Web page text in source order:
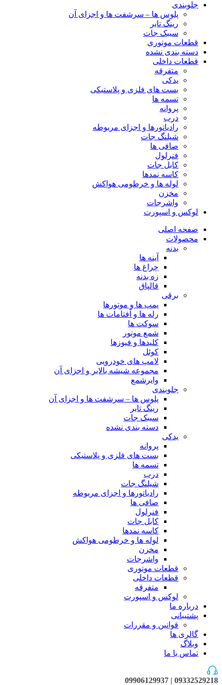
جلوبندی
پلوس ها – سرشفت ها و اجزای آن
رینگ تایر
سیبک جات
قطعات موتوری
دسته بندی نشده
قطعات داخلی
متفرقه
یدکی
بست های فلزی و پلاستیکی
تسمه ها
پروانه
درب
رادیاتورها و اجزای مربوطه
شیلنگ جات
صافی ها
فنرلول
کابل جات
کاسه نمدها
لوله ها و خرطومی هواکش
مخزن
واشرجات
لوکس و اسپورت
صفحه اصلی
محصولات
بدنه
آینه ها
چراغ ها
زه بدنه
قالپاق
برقی
پمپ ها و موتورها
رله ها و آفتامات ها
سوکت ها
شمع موتور
کلیدها و فیوزها
کوئل
لامپ های خودرویی
مجموعه شیشه بالابر و اجزای آن
وایرشمع
جلوبندی
پلوس ها – سرشفت ها و اجزای آن
رینگ تایر
سیبک جات
دسته بندی نشده
یدکی
پروانه
بست های فلزی و پلاستیکی
تسمه ها
درب
شیلنگ جات
رادیاتورها و اجزای مربوطه
صافی ها
فنرلول
کابل جات
کاسه نمدها
لوله ها و خرطومی هواکش
مخزن
واشرجات
قطعات موتوری
قطعات داخلی
متفرقه
لوکس و اسپورت
درباره ما
پشتیبانی
قوانین و مقررات
گالری ها
وبلاگ
تماس با ما
09332529218 | 09906129937